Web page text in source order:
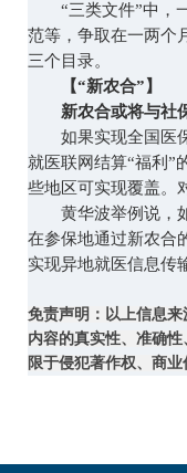
“三类文件”中，一
范等，争取在一两个
三个目录。
【“新农合”】
新农合或将与社
如果实现全国医保
就医联网结算“福利”
些地区可实现覆盖。
黄华波举例说，如
在参保地通过新农合
实现异地就医信息传
免责声明：以上信息
内容的真实性、准确
限于侵犯著作权、商